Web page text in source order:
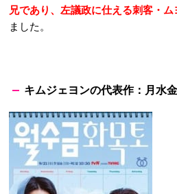
兄であり、左議政に仕える刺客・ム
ました。
キムジェヨンの代表作：月水